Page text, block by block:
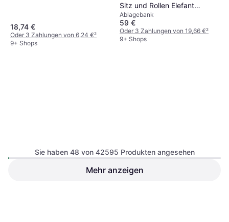
18,74 €
Oder 3 Zahlungen von 6,24 €²
9+ Shops
Sitz und Rollen Elefant
Wildlife
Ablagebank
59 €
Oder 3 Zahlungen von 19,66 €²
9+ Shops
Herding Baby Best Renforcé
Axisis KINDERPFLASTER
Aufbewahrungskasten
Sie haben 48 von 42595 Produkten angesehen
Mehr anzeigen